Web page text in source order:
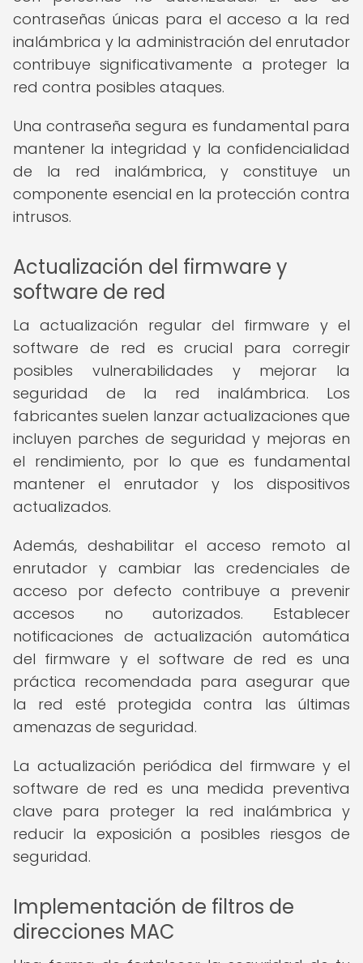
contraseñas únicas para el acceso a la red
inalámbrica y la administración del enrutador
contribuye significativamente a proteger la
red contra posibles ataques.
Una contraseña segura es fundamental para
mantener la integridad y la confidencialidad
de la red inalámbrica, y constituye un
componente esencial en la protección contra
intrusos.
Actualización del firmware y
software de red
La actualización regular del firmware y el
software de red es crucial para corregir
posibles vulnerabilidades y mejorar la
seguridad de la red inalámbrica. Los
fabricantes suelen lanzar actualizaciones que
incluyen parches de seguridad y mejoras en
el rendimiento, por lo que es fundamental
mantener el enrutador y los dispositivos
actualizados.
Además, deshabilitar el acceso remoto al
enrutador y cambiar las credenciales de
acceso por defecto contribuye a prevenir
accesos no autorizados. Establecer
notificaciones de actualización automática
del firmware y el software de red es una
práctica recomendada para asegurar que
la red esté protegida contra las últimas
amenazas de seguridad.
La actualización periódica del firmware y el
software de red es una medida preventiva
clave para proteger la red inalámbrica y
reducir la exposición a posibles riesgos de
seguridad.
Implementación de filtros de
direcciones MAC